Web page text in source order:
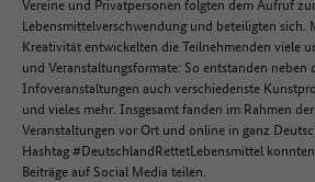
Lebensmittelverschwendung und beteiligten sich.
Kreativität entwickelten die Teilnehmenden viele
und Veranstaltungsformate: So entstanden neben
Infoveranstaltungen auch verschiedenste
und vieles mehr. Insgesamt fanden im Rahmen
Veranstaltungen vor Ort und online in ganz
Hashtag #DeutschlandRettetLebensmittel
Beiträge auf Social Media teilen.